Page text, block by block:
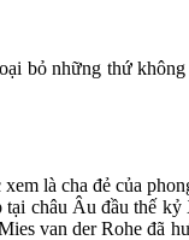
bỏ những thứ
là cha đẻ của
châu Âu đầu thế
van der Rohe đã